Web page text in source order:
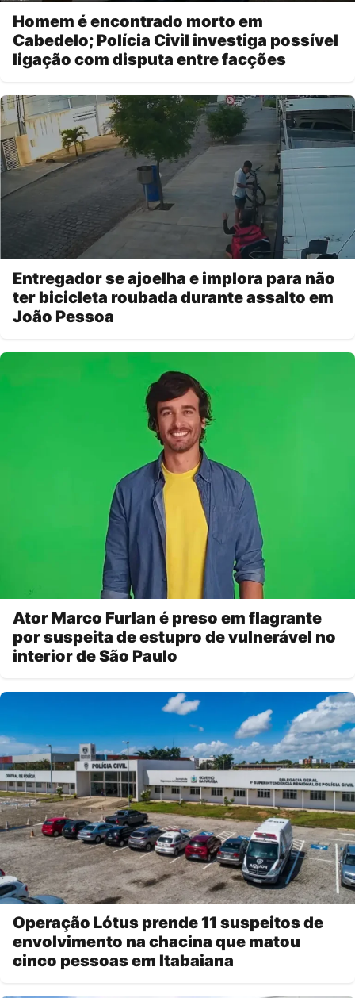
Homem é encontrado morto em
Cabedelo; Polícia Civil investiga possível
ligação com disputa entre facções
Entregador se ajoelha e implora para não
ter bicicleta roubada durante assalto em
João Pessoa
Ator Marco Furlan é preso em flagrante
por suspeita de estupro de vulnerável no
interior de São Paulo
Operação Lótus prende 11 suspeitos de
envolvimento na chacina que matou
cinco pessoas em Itabaiana